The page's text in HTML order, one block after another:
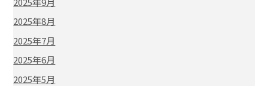
2025年8月
2025年7月
2025年6月
2025年5月